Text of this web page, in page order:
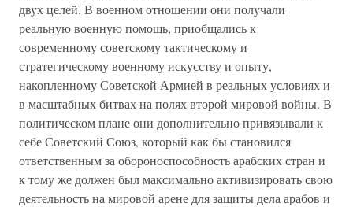
двух целей. В военном отношении они получали
реальную военную помощь, приобщались к
современному советскому тактическому и
стратегическому военному искусству и опыту,
накопленному Советской Армией в реальных условиях и
в масштабных битвах на полях второй мировой войны. В
политическом плане они дополнительно привязывали к
себе Советский Союз, который как бы становился
ответственным за обороноспособность арабских стран и
к тому же должен был максимально активизировать свою
деятельность на мировой арене для защиты дела арабов и